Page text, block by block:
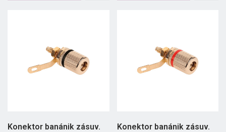
Konektor banánik zásuv.
Konektor banánik zásuv.